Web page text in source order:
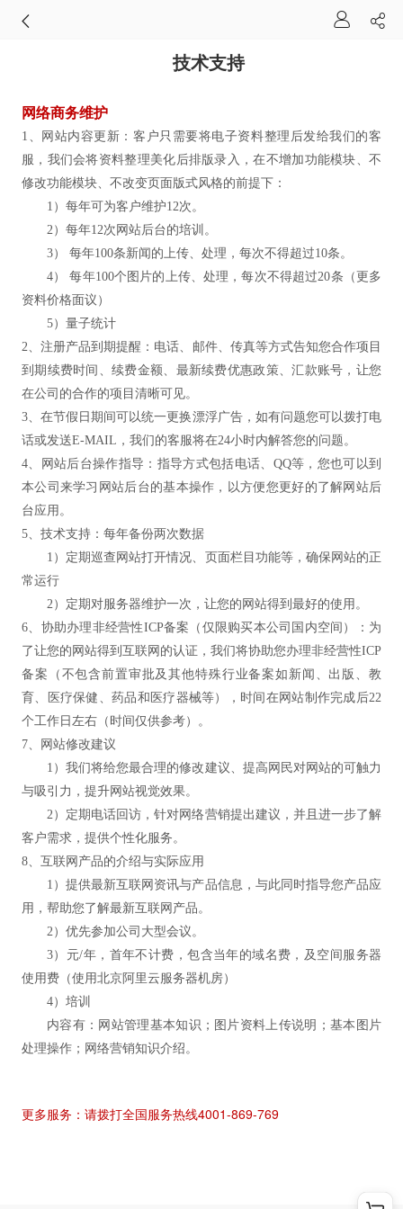
技术支持
网络商务维护
1、网站内容更新：客户只需要将电子资料整理后发给我们的客
服，我们会将资料整理美化后排版录入，在不增加功能模块、不
修改功能模块、不改变页面版式风格的前提下：
1）每年可为客户维护12次。
2）每年12次网站后台的培训。
3） 每年100条新闻的上传、处理，每次不得超过10条。
4） 每年100个图片的上传、处理，每次不得超过20条（更多
资料价格面议）
5）量子统计
2、注册产品到期提醒：电话、邮件、传真等方式告知您合作项目
到期续费时间、续费金额、最新续费优惠政策、汇款账号，让您
在公司的合作的项目清晰可见。
3、在节假日期间可以统一更换漂浮广告，如有问题您可以拨打电
话或发送E-MAIL，我们的客服将在24小时内解答您的问题。
4、网站后台操作指导：指导方式包括电话、QQ等，您也可以到
本公司来学习网站后台的基本操作，以方便您更好的了解网站后
台应用。
5、技术支持：每年备份两次数据
1）定期巡查网站打开情况、页面栏目功能等，确保网站的正
常运行
2）定期对服务器维护一次，让您的网站得到最好的使用。
6、协助办理非经营性ICP备案（仅限购买本公司国内空间）：为
了让您的网站得到互联网的认证，我们将协助您办理非经营性ICP
备案（不包含前置审批及其他特殊行业备案如新闻、出版、教
育、医疗保健、药品和医疗器械等），时间在网站制作完成后22
个工作日左右（时间仅供参考）。
7、网站修改建议
1）我们将给您最合理的修改建议、提高网民对网站的可触力
与吸引力，提升网站视觉效果。
2）定期电话回访，针对网络营销提出建议，并且进一步了解
客户需求，提供个性化服务。
8、互联网产品的介绍与实际应用
1）提供最新互联网资讯与产品信息，与此同时指导您产品应
用，帮助您了解最新互联网产品。
2）优先参加公司大型会议。
3）元/年，首年不计费，包含当年的域名费，及空间服务器
使用费（使用北京阿里云服务器机房）
4）培训
内容有：网站管理基本知识；图片资料上传说明；基本图片
处理操作；网络营销知识介绍。
更多服务：请拨打全国服务热线4001-869-769